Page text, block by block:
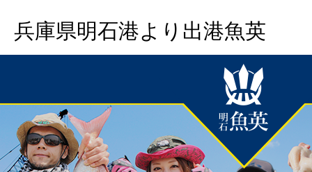
兵庫県明石港より出港魚英